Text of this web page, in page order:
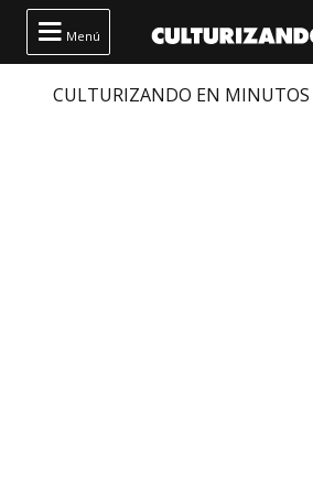
 Menú
CULTURIZANDO EN MINUTOS